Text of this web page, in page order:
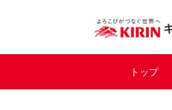
トップ